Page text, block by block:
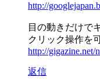
http://
目の動きだけで
クリック操作を
http://gigazine.net/
返信